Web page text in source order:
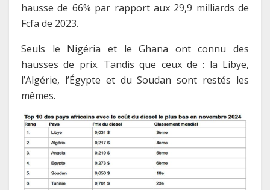
hausse de 66% par rapport aux 29,9 milliards de
Fcfa de 2023.
Seuls le Nigéria et le Ghana ont connu des
hausses de prix. Tandis que ceux de : la Libye,
l’Algérie, l’Égypte et du Soudan sont restés les
mêmes.